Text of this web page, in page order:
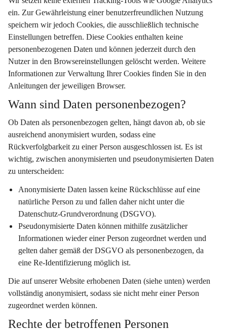
ein. Zur Gewährleistung einer benutzerfreundlichen Nutzung
speichern wir jedoch Cookies, die ausschließlich technische
Einstellungen betreffen. Diese Cookies enthalten keine
personenbezogenen Daten und können jederzeit durch den
Nutzer in den Browsereinstellungen gelöscht werden. Weitere
Informationen zur Verwaltung Ihrer Cookies finden Sie in den
Anleitungen der jeweiligen Browser.
Wann sind Daten personenbezogen?
Ob Daten als personenbezogen gelten, hängt davon ab, ob sie
ausreichend anonymisiert wurden, sodass eine
Rückverfolgbarkeit zu einer Person ausgeschlossen ist. Es ist
wichtig, zwischen anonymisierten und pseudonymisierten Daten
zu unterscheiden:
Anonymisierte Daten lassen keine Rückschlüsse auf eine
natürliche Person zu und fallen daher nicht unter die
Datenschutz-Grundverordnung (DSGVO).
Pseudonymisierte Daten können mithilfe zusätzlicher
Informationen wieder einer Person zugeordnet werden und
gelten daher gemäß der DSGVO als personenbezogen, da
eine Re-Identifizierung möglich ist.
Die auf unserer Website erhobenen Daten (siehe unten) werden
vollständig anonymisiert, sodass sie nicht mehr einer Person
zugeordnet werden können.
Rechte der betroffenen Personen